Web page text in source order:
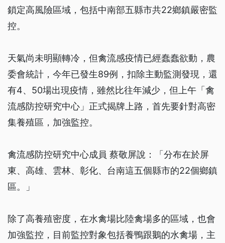
鎖定高風險區域，包括中南部五縣市共22鄉鎮嚴密監
控。
天氣尚未明顯轉冷，但禽流感疫情已經蠢蠢欲動，農
委會統計，今年已發生89例，扣除主動監測發現，還
有4、50場出現疫情，雖然比往年減少，但上午「禽
流感防控研究中心」正式揭牌上路，首先要針對高密
集養殖區，加強監控。
禽流感防控研究中心成員 蔡敬屏說：「分布在於屏
東、高雄、雲林、彰化、台南這五個縣市的22個鄉鎮
區。」
除了高養殖密度，在水禽場比陸禽場多的區域，也會
加強監控，目前監控對象包括養鴨跟鵝的水禽場，主